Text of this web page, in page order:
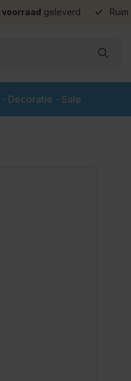
voorraad geleverd Ruim
Decoratie Sale